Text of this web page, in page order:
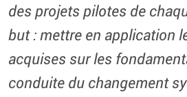
des projets pilotes de
but : mettre en application
acquises sur les
conduite du changement